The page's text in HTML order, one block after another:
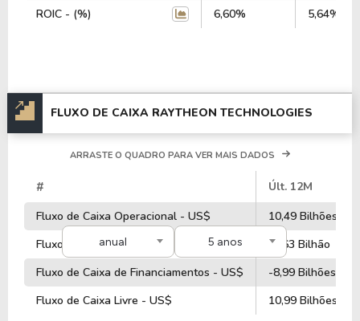
Quanto aos seus principais indicadores, a empresa
A empresa é negociada no Brasil através do BDR
RYTT34, ou pode ser adquirida no exterior através
do tickerRTX.
ROIC - (%)
6,60% 5,64%
FLUXO DE CAIXA RAYTHEON TECHNOLOGIES
anual 5 anos
ARRASTE O QUADRO PARA VER MAIS DADOS
#
Últ. 12M
Fluxo de Caixa Operacional - US$
10,49 Bilhões
Fluxo de Caixa de Investimentos - US$
-1,63 Bilhão
Fluxo de Caixa de Financiamentos - US$
-8,99 Bilhões
Fluxo de Caixa Livre - US$
10,99 Bilhões